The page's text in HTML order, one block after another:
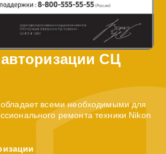
СЦ
всеми необходимыми для
ремонта техники Nikon